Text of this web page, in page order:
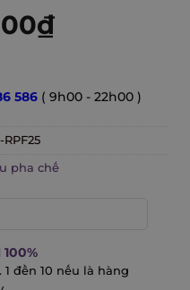
₫
586 ( 9h00 - 22h00 )
pha chế
100%
1 đền 10 nếu là hàng